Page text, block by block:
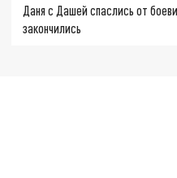
Даня с Дашей спаслись от
закончились